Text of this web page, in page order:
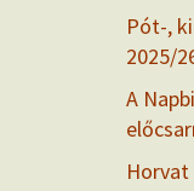
Pót-,
2025/
A